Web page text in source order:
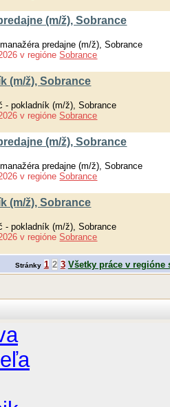
(m/ž), Sobrance
predajne (m/ž), Sobrance
v regióne Sobrance
(m/ž), Sobrance
- pokladník (m/ž), Sobrance
v regióne Sobrance
(m/ž), Sobrance
predajne (m/ž), Sobrance
v regióne Sobrance
(m/ž), Sobrance
- pokladník (m/ž), Sobrance
v regióne Sobrance
Stránky 1 2 3 Všetky práce v regióne